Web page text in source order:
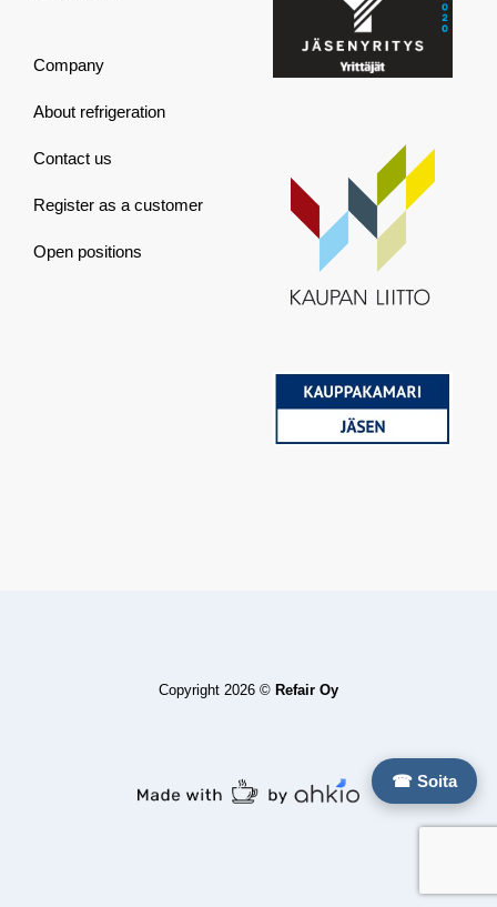
Company
About refrigeration
Contact us
Register as a customer
Open positions
☎ Soita
Copyright 2026 © Refair Oy